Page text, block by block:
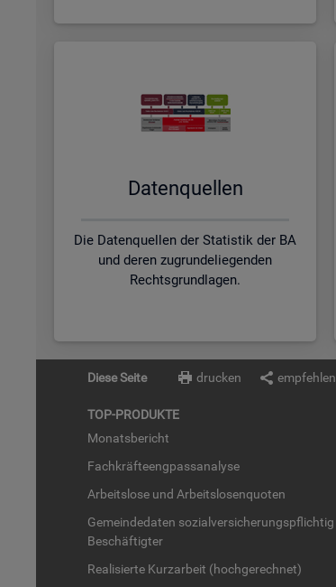
Da­ten­quel­len
Die Datenquellen der Statistik der BA
und deren zugrundeliegenden
Rechtsgrundlagen.
Diese Seite drucken empfehlen
TOP-PRO­DUK­TE
Mo­nats­be­richt
Fach­kräf­te­eng­pass­ana­ly­se
Ar­beits­lo­se und Ar­beits­lo­sen­quo­ten
Ge­mein­de­da­ten so­zi­al­ver­si­che­rungs­pflich­tig
Be­schäf­tig­ter
Rea­li­sier­te Kurz­ar­beit (hoch­ge­rech­net)